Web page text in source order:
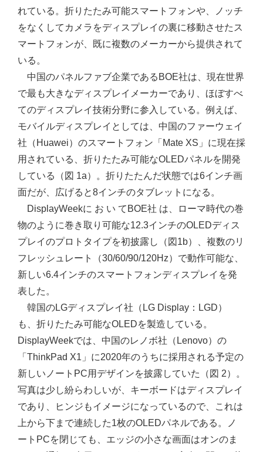
れている。折りたたみ可能スマートフォンや、ノッチ
をなくしてカメラをディスプレイの裏に移動させたス
マートフォンが、既に複数のメーカーから提供されて
いる。
中国のパネルファブ企業であるBOE社は、現在世界
で最も大きなディスプレイメーカーであり、ほぼすべ
てのディスプレイ技術分野に参入している。例えば、
モバイルディスプレイとしては、中国のファーウェイ
社（Huawei）のスマートフォン「Mate XS」に現在採
用されている、折りたたみ可能なOLEDパネルを開発
している（図 1a）。折りたたんだ状態では6インチ画
面だが、広げると8インチのタブレットになる。
DisplayWeekに お い てBOE社 は、ローマ時代の巻
物のように巻き取り可能な12.3インチのOLEDディス
プレイのプロトタイプを初披露し（図1b）、複数のリ
フレッシュレート（30/60/90/120Hz）で動作可能な、
新しい6.4インチのスマートフォンディスプレイを発
表した。
韓国のLGディスプレイ社（LG Display：LGD）
も、折りたたみ可能なOLEDを製造している。
DisplayWeekでは、中国のレノボ社（Lenovo）の
「ThinkPad X1」に2020年のうちに採用される予定の
新しいノートPC用デザインを披露していた（図 2）。
写真は少し紛らわしいが、キーボードはディスプレイ
であり、ヒンジもイメージになっているので、これは
上から下まで連続した1枚のOLEDパネルである。ノ
ートPCを閉じても、エッジの小さな画面はオンのま